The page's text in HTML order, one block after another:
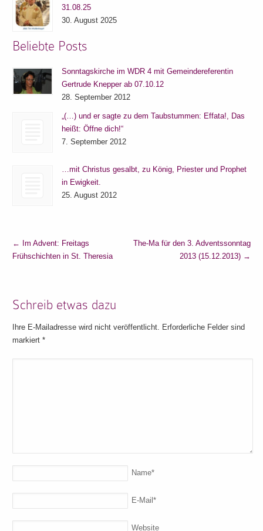
31.08.25
30. August 2025
Beliebte Posts
Sonntagskirche im WDR 4 mit Gemeindereferentin
Gertrude Knepper ab 07.10.12
28. September 2012
„(…) und er sagte zu dem Taubstummen: Effata!, Das
heißt: Öffne dich!“
7. September 2012
…mit Christus gesalbt, zu König, Priester und Prophet
in Ewigkeit.
25. August 2012
← Im Advent: Freitags
Frühschichten in St. Theresia
The-Ma für den 3. Adventssonntag
2013 (15.12.2013) →
Schreib etwas dazu
Ihre E-Mailadresse wird nicht veröffentlicht. Erforderliche Felder sind
markiert*
Name*
E-Mail*
Website